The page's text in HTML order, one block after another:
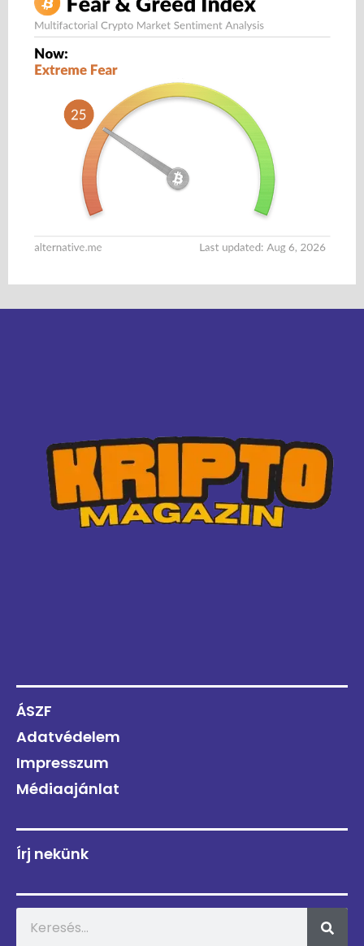
ÁSZF
Adatvédelem
Impresszum
Médiaajánlat
Írj nekünk